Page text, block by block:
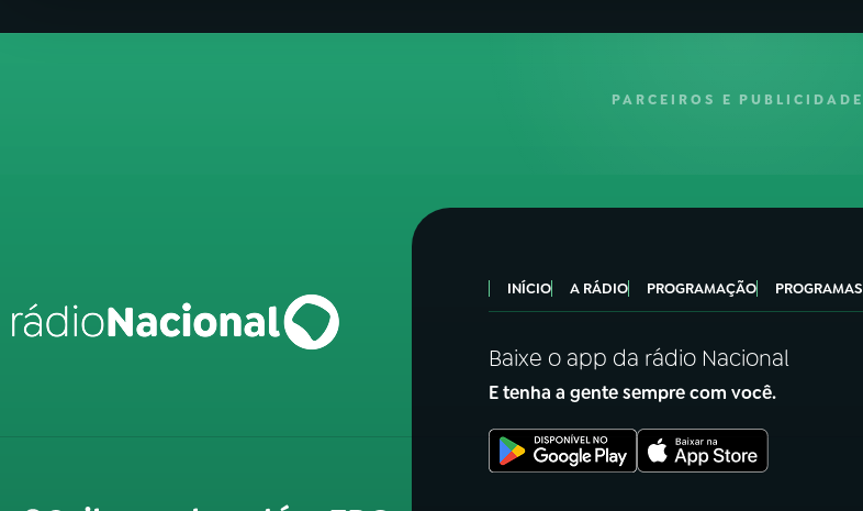
PARCEIROS E PUBLICIDADE
INÍCIO A RÁDIO PROGRAMAÇÃO PROGRAMAS
Baixe o app da rádio Nacional
E tenha a gente sempre com você.